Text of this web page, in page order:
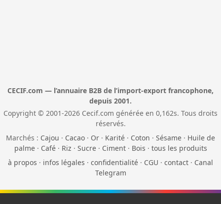
CECIF.com — l’annuaire B2B de l’import-export francophone,
depuis 2001.
Copyright © 2001-2026 Cecif.com générée en 0,162s. Tous droits
réservés.
Marchés : Cajou · Cacao · Or · Karité · Coton · Sésame · Huile de
palme· Café· Riz · Sucre· Ciment· Bois · tous les produits
à propos · infos légales · confidentialité · CGU · contact · Canal
Telegram